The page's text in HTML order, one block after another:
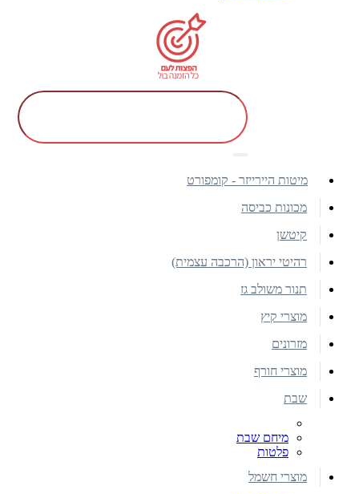
מיטות היירייזר - קומפורט
מכונות כביסה
קיטשן
רהיטי יראון (הרכבה עצמית)
תנור משולב גז
מוצרי קיץ
מזרונים
מוצרי חורף
שבת
מיחם שבת
פלטות
מוצרי חשמל